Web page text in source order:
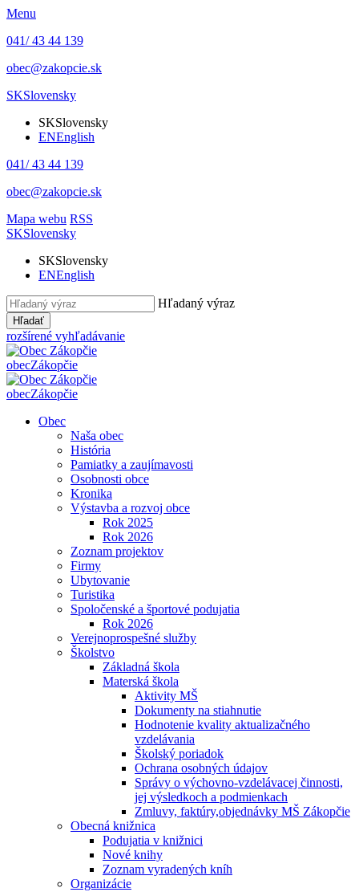
Menu
041/ 43 44 139
obec@zakopcie.sk
SKSlovensky
SKSlovensky
ENEnglish
041/ 43 44 139
obec@zakopcie.sk
Mapa webu RSS
SKSlovensky
SKSlovensky
ENEnglish
Hľadaný výraz
Hľadať
rozšírené vyhľadávanie
obecZákopčie
obecZákopčie
Obec
Naša obec
História
Pamiatky a zaujímavosti
Osobnosti obce
Kronika
Výstavba a rozvoj obce
Rok 2025
Rok 2026
Zoznam projektov
Firmy
Ubytovanie
Turistika
Spoločenské a športové podujatia
Rok 2026
Verejnoprospešné služby
Školstvo
Základná škola
Materská škola
Aktivity MŠ
Dokumenty na stiahnutie
Hodnotenie kvality aktualizačného
vzdelávania
Školský poriadok
Ochrana osobných údajov
Správy o výchovno-vzdelávacej činnosti,
jej výsledkoch a podmienkach
Zmluvy, faktúry,objednávky MŠ Zákopčie
Obecná knižnica
Podujatia v knižnici
Nové knihy
Zoznam vyradených kníh
Organizácie